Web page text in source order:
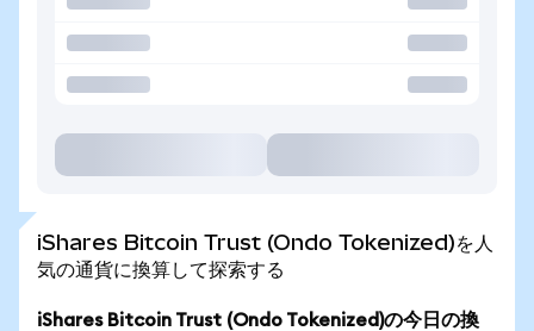
iShares Bitcoin Trust (Ondo Tokenized)を人
気の通貨に換算して探索する
iShares Bitcoin Trust (Ondo Tokenized)の今日の換